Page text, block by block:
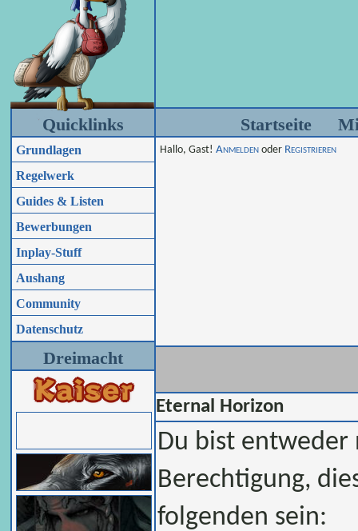
Quicklinks
Grundlagen
Regelwerk
Guides & Listen
Bewerbungen
Inplay-Stuff
Aushang
Community
Datenschutz
Dreimacht
Startseite
Hallo, Gast! Anmelden oder Registrieren
Eternal Horizon
Du bist
Berechtigung,
folgenden sein: